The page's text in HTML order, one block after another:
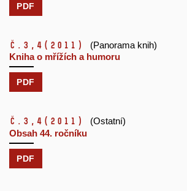
PDF
č.3,4 (2011)
(Panorama knih)
Kniha o mřížích a humoru
PDF
č.3,4 (2011)
(Ostatní)
Obsah 44. ročníku
PDF